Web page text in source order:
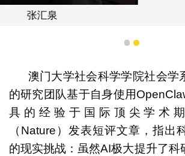
1 2
澳门大学社会科学学院社会学
的研究团队基于自身使用
具的经验于国际顶尖学术
（Nature）发表短评文章，指出
的现实挑战：虽然AI极大提升了科